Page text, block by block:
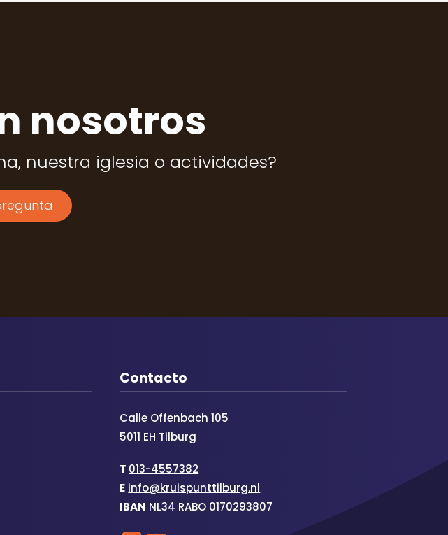
nosotros
nuestra iglesia o actividades?
Contacto
Calle Offenbach 105
5011 EH Tilburg
T 013-4557382
E info@kruispunttilburg.nl
IBAN NL34 RABO 0170293807